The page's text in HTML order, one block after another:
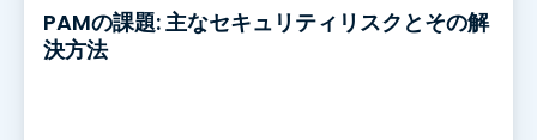
PAMの課題: 主なセキュリティリスクとその解
決方法